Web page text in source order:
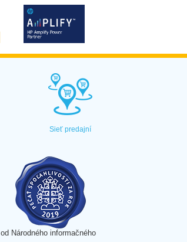
Sieť predajní
od Národného informačného